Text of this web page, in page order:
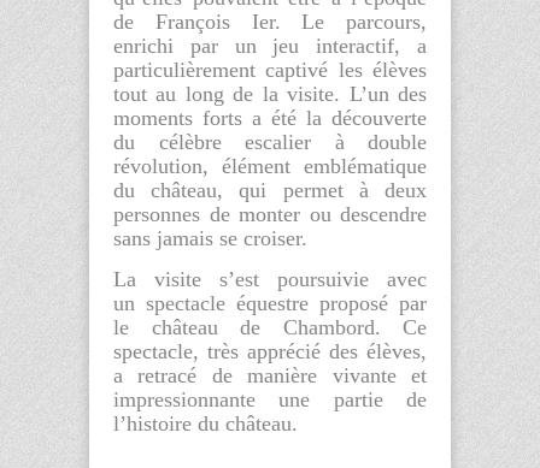
de François Ier. Le parcours,
enrichi par un jeu interactif, a
particulièrement captivé les élèves
tout au long de la visite. L’un des
moments forts a été la découverte
du célèbre escalier à double
révolution, élément emblématique
du château, qui permet à deux
personnes de monter ou descendre
sans jamais se croiser.
La visite s’est poursuivie avec
un spectacle équestre proposé par
le château de Chambord. Ce
spectacle, très apprécié des élèves,
a retracé de manière vivante et
impressionnante une partie de
l’histoire du château.